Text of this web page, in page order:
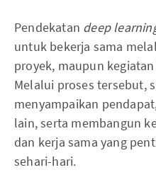
Pendekatan deep
untuk bekerja sama
proyek, maupun
Melalui proses tersebut,
menyampaikan
lain, serta membangun
dan kerja sama yang
sehari-hari.